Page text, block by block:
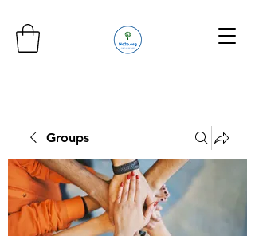
Groups